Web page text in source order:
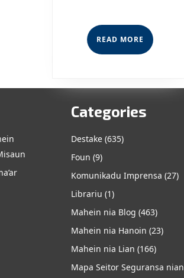
READ MORE READ
MORE
Categories
Destake (635)
Foun (9)
Komunikadu Imprensa (27)
Librariu (1)
Mahein nia Blog (463)
Mahein nia Hanoin (23)
Mahein nia Lian (166)
Mapa Seitor Seguransa nian